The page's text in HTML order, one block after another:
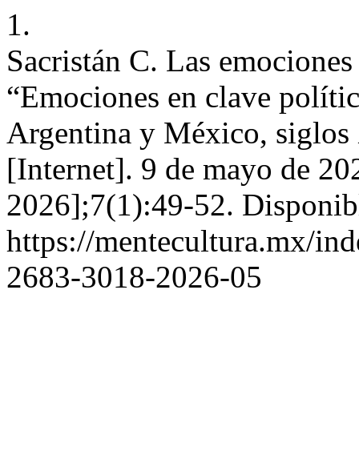
1.
Sacristán C. Las
“Emociones en clave
Argentina y México,
[Internet]. 9 de mayo de
2026];7(1):49-52.
https://mentecultura.mx/
2683-3018-2026-05